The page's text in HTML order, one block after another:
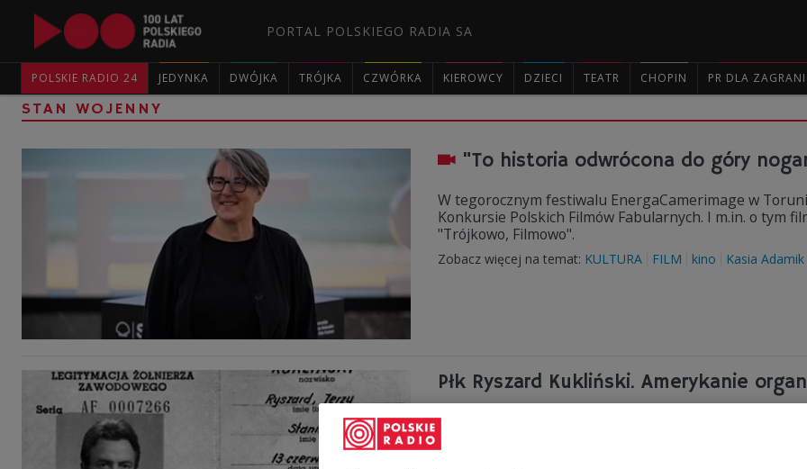
PORTAL POLSKIEGO RADIA SA
POLSKIE RADIO 24 JEDYNKA DWÓJKA TRÓJKA CZWÓRKA KIEROWCY DZIECI TEATR CHOPIN PR DLA
STAN WOJENNY
"To historia odwrócona do góry
W tegorocznym festiwalu EnergaCamerimage w
Konkursie Polskich Filmów Fabularnych. I m.in. o tym
"Trójkowo, Filmowo".
Zobacz więcej na temat: KULTURA FILM kino Kasia Adamik
Płk Ryszard Kukliński. Amerykanie
Z 7 na 8 listopada 1981 roku pułkownik Ryszard
wywieziony z Polski. Przyczyną ewakuacji była
Kiszczak utrzymywał, że kontrwywiad go nie